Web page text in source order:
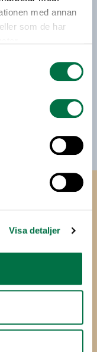
med annan
som de har
Visa detaljer
inte dela eller
när som helst